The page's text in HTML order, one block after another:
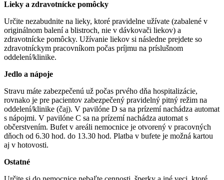
Lieky a zdravotnícke pomôcky
Určite nezabudnite na lieky, ktoré pravidelne užívate (zabalené v
originálnom balení a blistroch, nie v dávkovači liekov) a
zdravotnícke pomôcky. Užívanie liekov si následne prejdete so
zdravotníckym pracovníkom počas príjmu na príslušnom
oddelení/klinike.
Jedlo a nápoje
Stravu máte zabezpečenú už počas prvého dňa hospitalizácie,
rovnako je pre pacientov zabezpečený pravidelný pitný režim na
oddelení/klinike (čaj). V pavilóne D sa na prízemí nachádza automat
s nápojmi. V pavilóne C sa na prízemí nachádza automat s
občerstvením. Bufet v areáli nemocnice je otvorený v pracovných
dňoch od 6.30 hod. do 13.30 hod. Platba v bufete je možná kartou
aj v hotovosti.
Ostatné